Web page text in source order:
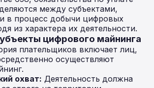
между субъектами,
в процесс добычи цифровых
из характера их деятельности.
цифрового майнинга
плательщиков включает лиц,
осуществляют
охват: Деятельность должна